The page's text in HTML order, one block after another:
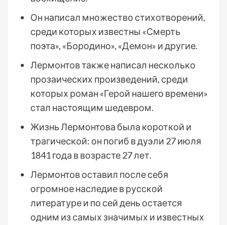
Он написал множество стихотворений,
среди которых известны «Смерть
поэта», «Бородино», «Демон» и другие.
Лермонтов также написал несколько
прозаических произведений, среди
которых роман «Герой нашего времени»
стал настоящим шедевром.
Жизнь Лермонтова была короткой и
трагической: он погиб в дуэли 27 июля
1841 года в возрасте 27 лет.
Лермонтов оставил после себя
огромное наследие в русской
литературе и по сей день остается
одним из самых значимых и известных